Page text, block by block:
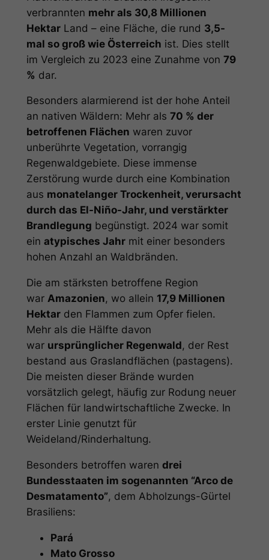
verbrannten mehr als 30,8 Millionen
HektarLand – eine Fläche, die rund 3,5-
mal so groß wie Österreich ist. Dies stellt
im Vergleich zu 2023 eine Zunahme von 79
% dar.
Besonders alarmierend ist der hohe Anteil
an nativen Wäldern: Mehr als 70 % der
betroffenen Flächen waren zuvor
unberührte Vegetation, vorrangig
Regenwaldgebiete. Diese immense
Zerstörung wurde durch eine Kombination
aus monatelanger Trockenheit, verursacht
durch das El-Niño-Jahr, und verstärkter
Brandlegung begünstigt. 2024 war somit
ein atypisches Jahrmit einer besonders
hohen Anzahl an Waldbränden.
Die am stärksten betroffene Region
war Amazonien, wo allein 17,9 Millionen
Hektarden Flammen zum Opfer fielen.
Mehr als die Hälfte davon
war ursprünglicher Regenwald, der Rest
bestand aus Graslandflächen (pastagens).
Die meisten dieser Brände wurden
vorsätzlich gelegt, häufig zur Rodung neuer
Flächen für landwirtschaftliche Zwecke. In
erster Linie genutzt für
Weideland/Rinderhaltung.
Besonders betroffen waren drei
Bundesstaaten im sogenannten “Arco de
Desmatamento”, dem Abholzungs-Gürtel
Brasiliens:
Pará
Mato Grosso